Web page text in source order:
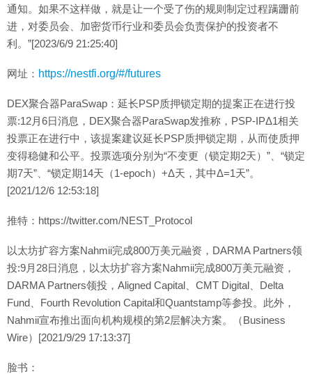
通知。如果不这样做，就是让一个受了伤的规则制定过程蹒跚前
进，对委员会、加密货币行业和委员会负责保护的投资者不
利。”[2023/6/9 21:25:40]
网址： https://nestfi.org/#/futures
DEX聚合器ParaSwap：延长PSP质押锁定期的提案正在进行投
票:12月6日消息，DEX聚合器ParaSwap发推称，PSP-IPΔ1相关
投票正在进行中，该提案建议延长PSP质押锁定期，从而使质押
变得稳健和公平。投票选项分别为“不变更（锁定期2天）”、“锁定
期7天”、“锁定期14天（1-epoch）+Δ天，其中Δ=1天”。
[2021/12/6 12:53:18]
推特：https://twitter.com/NEST_Protocol
以太坊扩容方案Nahmii完成800万美元融资，DARMA Partners领
投:9月28日消息，以太坊扩容方案Nahmii完成800万美元融资，
DARMA Partners领投，Aligned Capital、CMT Digital、Delta
Fund、Fourth Revolution Capital和Quantstamp等参投。此外，
Nahmii宣布推出面向机构规模的第2层解决方案。（Business
Wire）[2021/9/29 17:13:37]
脸书：